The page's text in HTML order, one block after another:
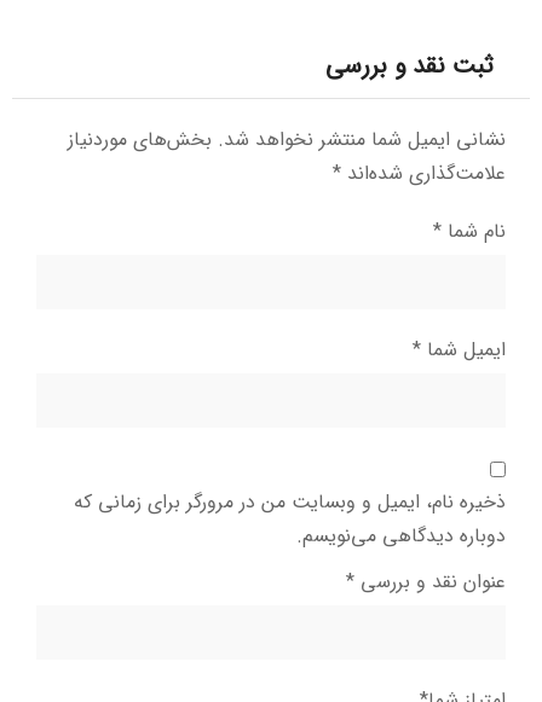
ثبت نقد و بررسی
نشانی ایمیل شما منتشر نخواهد شد. بخش‌های موردنیاز
علامت‌گذاری شده‌اند *
نام شما *
ایمیل شما *
ذخیره نام، ایمیل و وبسایت من در مرورگر برای زمانی که
دوباره دیدگاهی می‌نویسم.
عنوان نقد و بررسی *